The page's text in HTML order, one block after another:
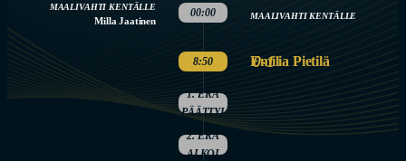
MAALIVAHTI KENTÄLLE
Milla Jaatinen
00:00 MAALIVAHTI KENTÄLLE
8:50 0-1
Emilia Pietilä
1. ERÄ
PÄÄTTYI
2. ERÄ
ALKOI